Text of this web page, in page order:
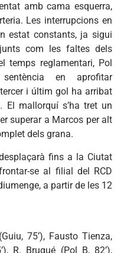
amb cama esquerra,
Les interrupcions en
estat constants, ja sigui
com les faltes dels
temps reglamentari, Pol
en aprofitar
i últim gol ha arribat
El mallorquí s’ha tret un
superar a Marcos per alt
dels grana.
fins a la Ciutat
se al filial del RCD
a partir de les 12
75’), Fausto Tienza,
R. Brugué (Pol B, 82’),